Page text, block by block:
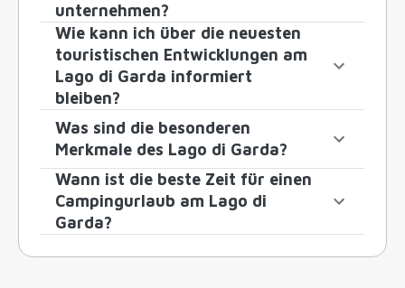
unternehmen?
Wie kann ich über die neuesten
touristischen Entwicklungen am
Lago di Garda informiert
bleiben?
Was sind die besonderen
Merkmale des Lago di Garda?
Wann ist die beste Zeit für einen
Campingurlaub am Lago di
Garda?